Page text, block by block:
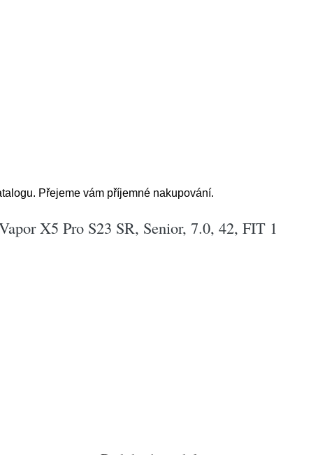
Přejeme vám příjemné nakupování.
X5 Pro S23 SR, Senior, 7.0, 42, FIT 1